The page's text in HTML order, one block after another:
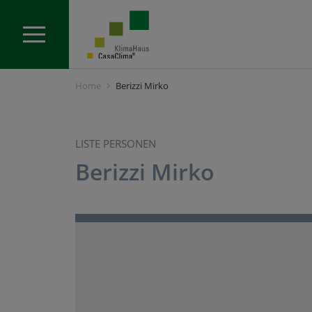
Home Berizzi Mirko
LISTE PERSONEN
Berizzi Mirko